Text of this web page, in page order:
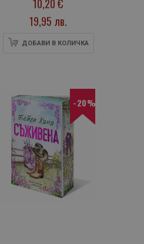
10,20 €
19,95 лв.
ДОБАВИ В КОЛИЧКА
-20%